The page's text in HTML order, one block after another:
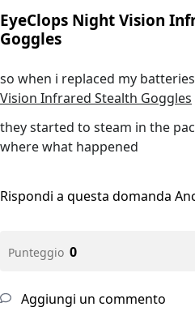
EyeClops Night Vision
Goggles
so when i replaced my
Vision Infrared Stealth Goggles
they started to steam in the
where what happened
Rispondi a questa domanda
Punteggio 0
Aggiungi un commento